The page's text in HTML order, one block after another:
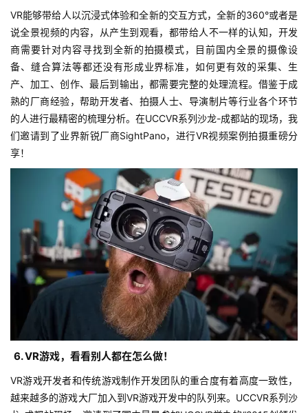
游
戏
业
界
手
机
游
戏
游
戏
游
戏
2
0
VR能够带给人以沉浸式体验和全新的交互方式，全新的360°或者是
说全景视频的内容，从产生到观看，都带给人不一样的认知，开发
商需要针对内容寻找到全新的拍摄模式，目前国内全景的摄像设
备、缝合算法等都还没有形成业界标准，如何更有效的采集、生
产、加工、创作、最后到输出，都需要完整的处理流程。借鉴于成
熟的厂商经验，帮助开发者、拍摄人士、导演制片等行业各个环节
的人进行最精密的梳理分析。在UCCVR系列沙龙-成都站的现场，我
们邀请到了业界新锐厂商SightPano，进行VR视频案例拍摄重磅分
享！
6. VR游戏，看看别人都在怎么做！
VR游戏开发者和传统游戏制作开发团队的重合度有着高度一致性，
越来越多的游戏大厂加入到VR游戏开发中的队列来。UCCVR系列沙